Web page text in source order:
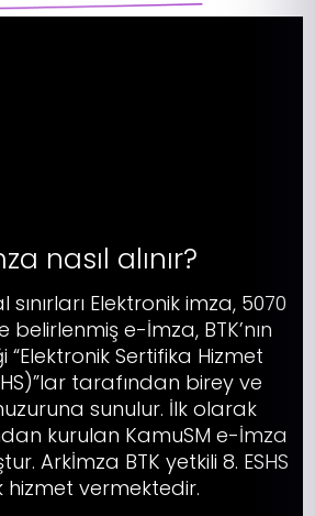
nasıl alınır?
sınırları Elektronik imza, 5070
belirlenmiş e-İmza, BTK’nın
“Elektronik Sertifika Hizmet
tarafından birey ve
sunulur. İlk olarak
kurulan KamuSM e-İmza
Arkİmza BTK yetkili 8. ESHS
vermektedir.